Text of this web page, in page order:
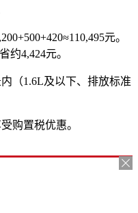
元。
约4,424元。
（1.6L及以下、排放标准
购置税优惠。